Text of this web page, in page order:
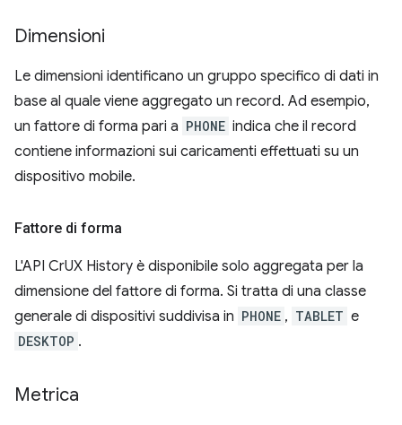
Dimensioni
Le dimensioni identificano un gruppo specifico di dati in
base al quale viene aggregato un record. Ad esempio,
un fattore di forma pari a PHONE indica che il record
contiene informazioni sui caricamenti effettuati su un
dispositivo mobile.
Fattore di forma
L'API CrUX History è disponibile solo aggregata per la
dimensione del fattore di forma. Si tratta di una classe
generale di dispositivi suddivisa in PHONE , TABLET e
DESKTOP .
Metrica